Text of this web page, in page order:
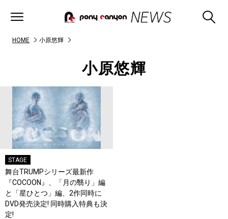
HOME 小原悠輝
小原悠輝
STAGE
舞台TRUMPシリーズ最新作
『COCOON』、「月の翳り」編
と「星ひとつ」編、2作同時に
DVD発売決定! 同時購入特典も決
定!